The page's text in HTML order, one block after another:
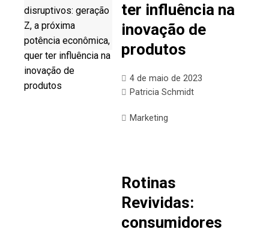
ter influência na
inovação de
produtos
4 de maio de 2023
Patricia Schmidt
Marketing
Rotinas
Revividas:
consumidores